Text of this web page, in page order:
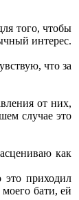
того, чтобы
интерес.
что за
от них,
случае это
как
приходил
бати, ей